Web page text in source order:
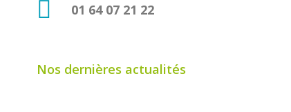
01 64 07 21 22
Nos dernières actualités